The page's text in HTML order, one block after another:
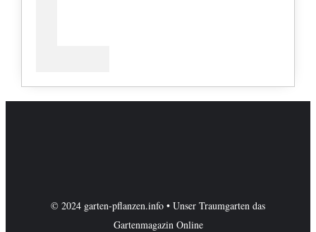
© 2024 garten-pflanzen.info • Unser Traumgarten das
Gartenmagazin Online